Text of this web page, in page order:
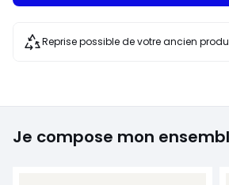
Reprise possible de votre ancien
Je compose mon